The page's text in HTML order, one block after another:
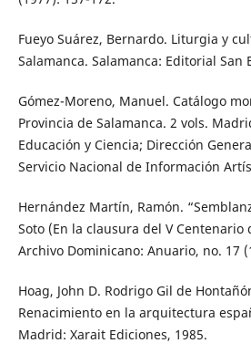
Fueyo Suárez, Bernardo. Liturgia y
Salamanca. Salamanca: Editorial San
Gómez-Moreno, Manuel. Catálogo
Provincia de Salamanca. 2 vols.
Educación y Ciencia; Dirección
Servicio Nacional de Información
Hernández Martín, Ramón.
Soto (En la clausura del V Centenario
Archivo Dominicano: Anuario, no. 17
Hoag, John D. Rodrigo Gil de
Renacimiento en la arquitectura
Madrid: Xarait Ediciones, 1985.